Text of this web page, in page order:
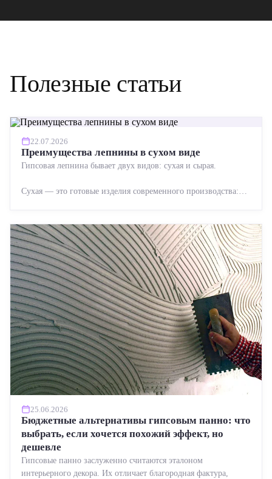
Полезные статьи
22.07.2026
Преимущества лепнины в сухом виде
Гипсовая лепнина бывает двух видов: сухая и сырая.
Сухая — это готовые изделия современного производства:
25.06.2026
Бюджетные альтернативы гипсовым панно: что
выбрать, если хочется похожий эффект, но
дешевле
Гипсовые панно заслуженно считаются эталоном
интерьерного декора. Их отличает благородная фактура,